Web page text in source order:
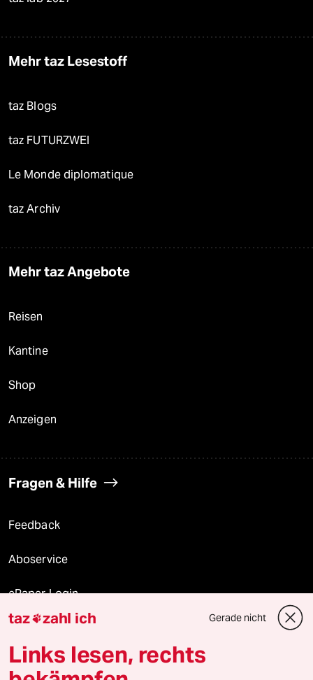
Mehr taz Lesestoff
taz Blogs
taz FUTURZWEI
Le Monde diplomatique
taz Archiv
Mehr taz Angebote
Reisen
Kantine
Shop
Anzeigen
Fragen & Hilfe
Feedback
Aboservice
ePaper Login
Downloads für Abonnierende
taz zahl ich Gerade nicht
Links lesen, rechts